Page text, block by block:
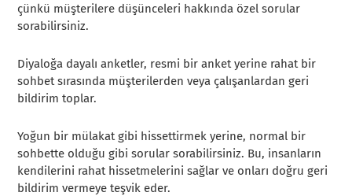
çünkü müşterilere düşünceleri hakkında özel sorular
sorabilirsiniz.
Diyaloğa dayalı anketler, resmi bir anket yerine rahat bir
sohbet sırasında müşterilerden veya çalışanlardan geri
bildirim toplar.
Yoğun bir mülakat gibi hissettirmek yerine, normal bir
sohbette olduğu gibi sorular sorabilirsiniz. Bu, insanların
kendilerini rahat hissetmelerini sağlar ve onları doğru geri
bildirim vermeye teşvik eder.